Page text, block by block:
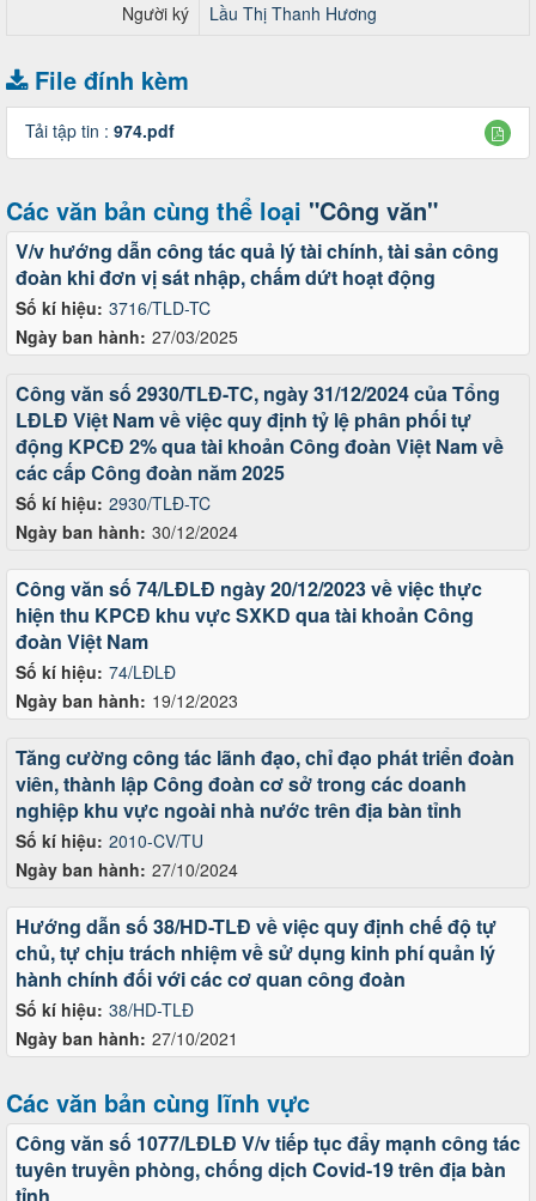
Người ký
Lầu Thị Thanh Hương
File đính kèm
Tải tập tin : 974.pdf
Các văn bản cùng thể loại "Công văn"
Số kí hiệu: 3716/TLD-TC
Ngày ban hành: 27/03/2025
V/v hướng dẫn công tác quả lý tài chính, tài sản công
đoàn khi đơn vị sát nhập, chấm dứt hoạt động
Số kí hiệu: 2930/TLĐ-TC
Ngày ban hành: 30/12/2024
Công văn số 2930/TLĐ-TC, ngày 31/12/2024 của Tổng
LĐLĐ Việt Nam về việc quy định tỷ lệ phân phối tự
động KPCĐ 2% qua tài khoản Công đoàn Việt Nam về
các cấp Công đoàn năm 2025
Số kí hiệu: 74/LĐLĐ
Ngày ban hành: 19/12/2023
Công văn số 74/LĐLĐ ngày 20/12/2023 về việc thực
hiện thu KPCĐ khu vực SXKD qua tài khoản Công
đoàn Việt Nam
Số kí hiệu: 2010-CV/TU
Ngày ban hành: 27/10/2024
Tăng cường công tác lãnh đạo, chỉ đạo phát triển đoàn
viên, thành lập Công đoàn cơ sở trong các doanh
nghiệp khu vực ngoài nhà nước trên địa bàn tỉnh
Số kí hiệu: 38/HD-TLĐ
Ngày ban hành: 27/10/2021
Hướng dẫn số 38/HD-TLĐ về việc quy định chế độ tự
chủ, tự chịu trách nhiệm về sử dụng kinh phí quản lý
hành chính đối với các cơ quan công đoàn
Các văn bản cùng lĩnh vực
Công văn số 1077/LĐLĐ V/v tiếp tục đẩy mạnh công tác
tuyên truyền phòng, chống dịch Covid-19 trên địa bàn
tỉnh